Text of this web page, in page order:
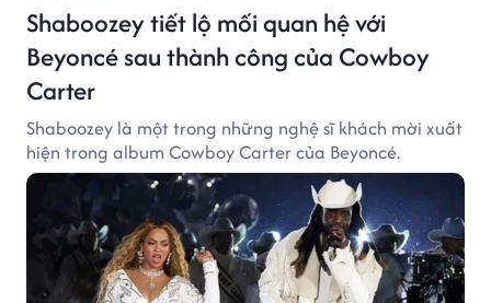
Shaboozey tiết lộ mối quan hệ với
Beyoncé sau thành công của Cowboy
Carter
Shaboozey là một trong những nghệ sĩ khách mời xuất
hiện trong album Cowboy Carter của Beyoncé.